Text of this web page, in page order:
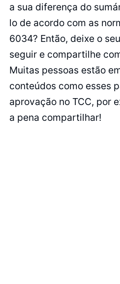
a sua diferença do
lo de acordo com as
6034? Então, deixe o
seguir e compartilhe
Muitas pessoas estão
conteúdos como esses
aprovação no TCC, por
a pena compartilhar!